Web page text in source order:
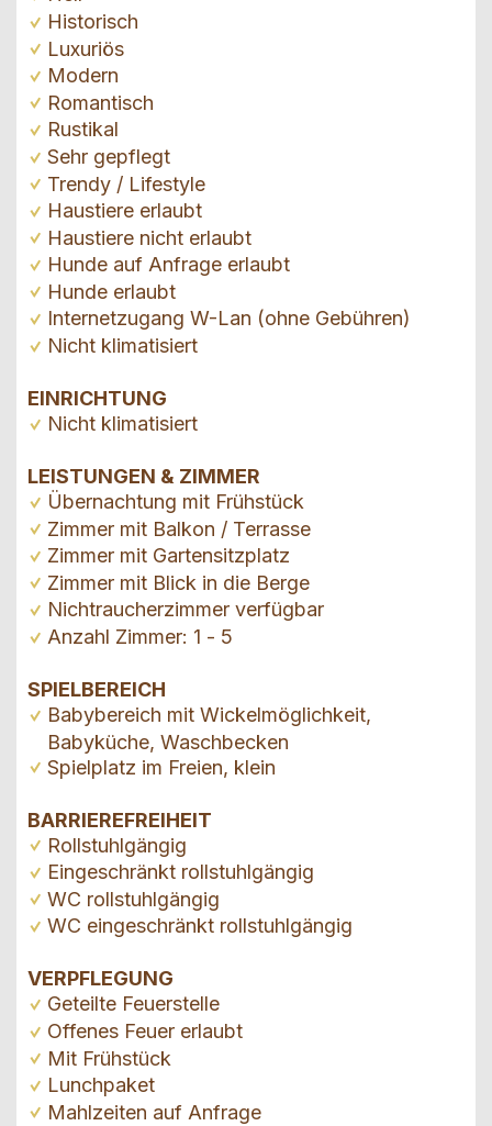
Historisch
Luxuriös
Modern
Romantisch
Rustikal
Sehr gepflegt
Trendy / Lifestyle
Haustiere erlaubt
Haustiere nicht erlaubt
Hunde auf Anfrage erlaubt
Hunde erlaubt
Internetzugang W-Lan (ohne Gebühren)
Nicht klimatisiert
EINRICHTUNG
Nicht klimatisiert
LEISTUNGEN & ZIMMER
Übernachtung mit Frühstück
Zimmer mit Balkon / Terrasse
Zimmer mit Gartensitzplatz
Zimmer mit Blick in die Berge
Nichtraucherzimmer verfügbar
Anzahl Zimmer: 1 - 5
SPIELBEREICH
Babybereich mit Wickelmöglichkeit,
Babyküche, Waschbecken
Spielplatz im Freien, klein
BARRIEREFREIHEIT
Rollstuhlgängig
Eingeschränkt rollstuhlgängig
WC rollstuhlgängig
WC eingeschränkt rollstuhlgängig
VERPFLEGUNG
Geteilte Feuerstelle
Offenes Feuer erlaubt
Mit Frühstück
Lunchpaket
Mahlzeiten auf Anfrage